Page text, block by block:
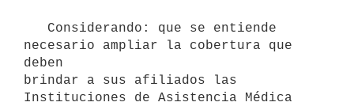
necesario ampliar la cobertura que
deben
brindar a sus afiliados las
Instituciones de Asistencia Médica